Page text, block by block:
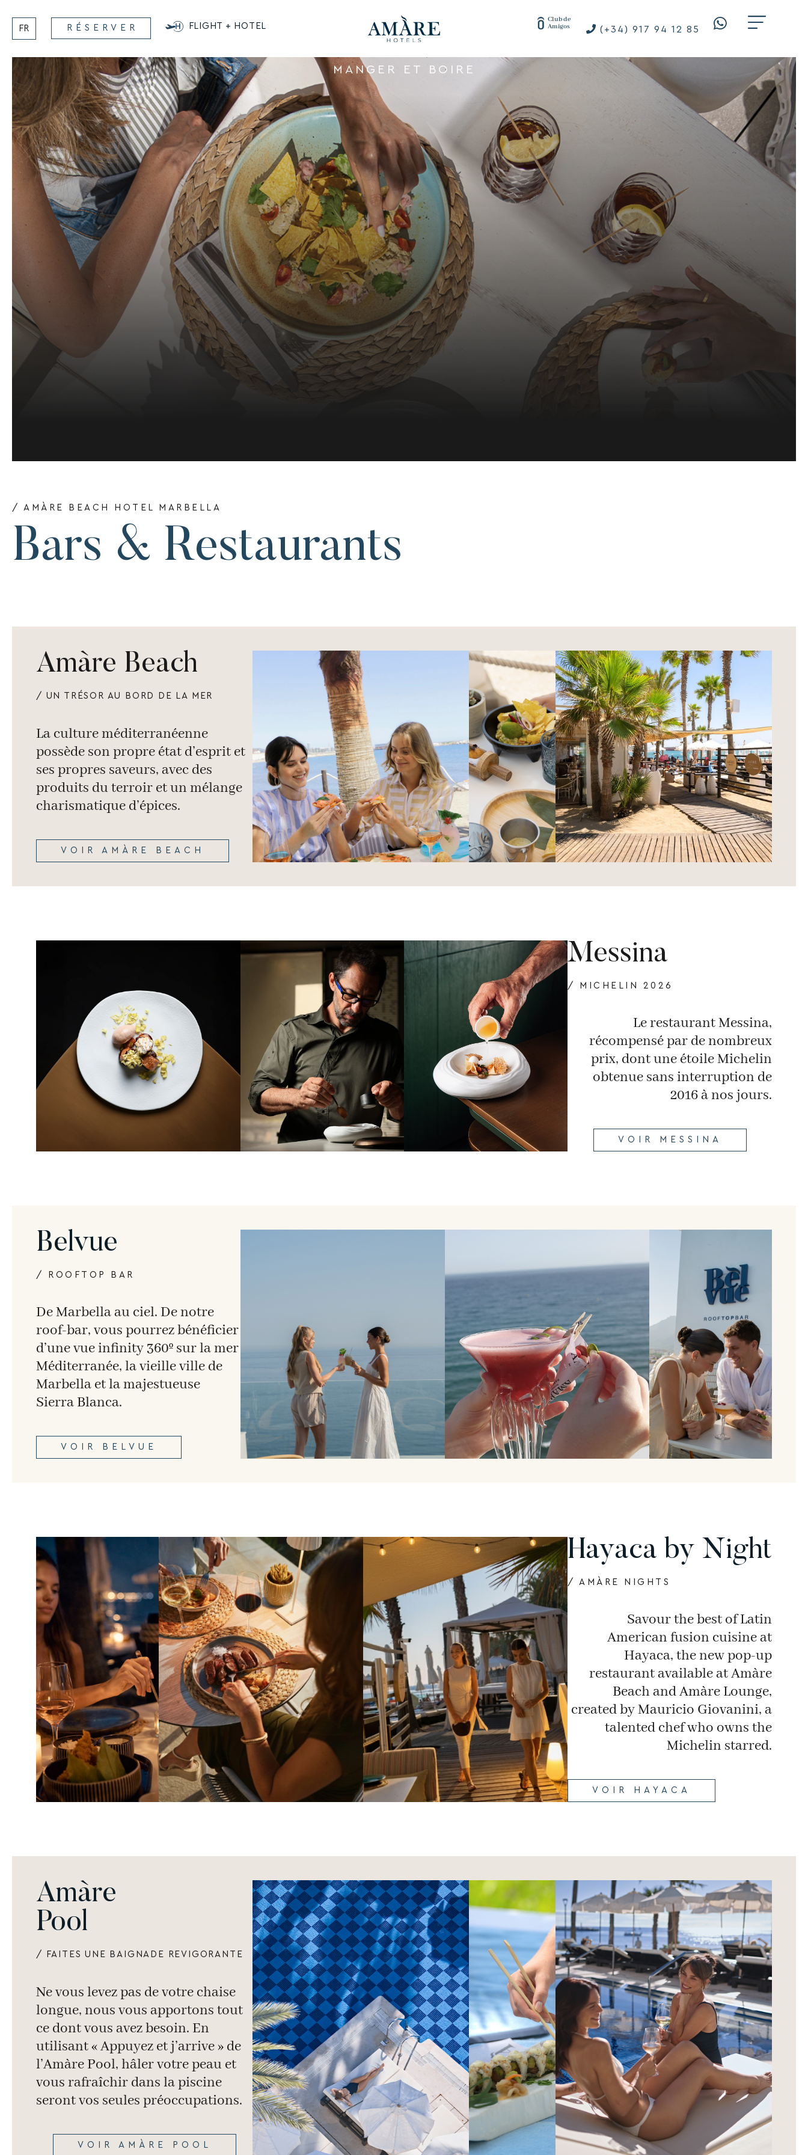
contenu
FR RÉSERVER FLIGHT + HOTEL
Club de
Amigos
(+34) 917 94 12 85
MANGER ET BOIRE
/ AMÀRE BEACH HOTEL MARBELLA
Bars & Restaurants
Amàre Beach
/ UN TRÉSOR AU BORD DE LA MER
La culture méditerranéenne
possède son propre état d’esprit et
ses propres saveurs, avec des
produits du terroir et un mélange
charismatique d’épices.
VOIR AMÀRE BEACH
Messina
/ MICHELIN 2026
Le restaurant Messina,
récompensé par de nombreux
prix, dont une étoile Michelin
obtenue sans interruption de
2016 à nos jours.
VOIR MESSINA
Belvue
/ ROOFTOP BAR
De Marbella au ciel. De notre
roof-bar, vous pourrez bénéficier
d’une vue infinity 360º sur la mer
Méditerranée, la vieille ville de
Marbella et la majestueuse
Sierra Blanca.
VOIR BELVUE
Hayaca by Night
/ AMÀRE NIGHTS
Savour the best of Latin
American fusion cuisine at
Hayaca, the new pop-up
restaurant available at Amàre
Beach and Amàre Lounge,
created by Mauricio Giovanini, a
talented chef who owns the
Michelin starred.
VOIR HAYACA
Amàre
Pool
/ FAITES UNE BAIGNADE REVIGORANTE
Ne vous levez pas de votre chaise
longue, nous vous apportons tout
ce dont vous avez besoin. En
utilisant « Appuyez et j’arrive » de
l’Amàre Pool, hâler votre peau et
vous rafraîchir dans la piscine
seront vos seules préoccupations.
VOIR AMÀRE POOL